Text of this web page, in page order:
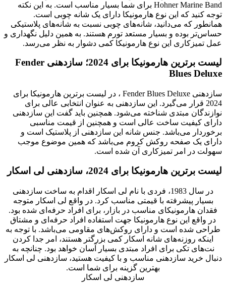
Hohner Marine Band برای شما بسیار مناسب است. به این نکته
توجه کنید که این نوع هارمونیکا دارای یک شانه چوبی است.
همانطور که می‌دانید، شانه‌های چوبی نسبت به شانه‌های پلاستیکی
حساس‌تر بوده و بسیار مستعد تورم هستند. به همین دلیل نگهداری و
عمل تمیزکاری این نوع هارمونیکا کمی دشوار به نظر می‌رسد.
لیست برترین هارمونیکا برای 2024؛ سازدهنی Fender
Blues Deluxe
سازدهنی Fender Blues Deluxe ، در لیست برترین هارمونیکا برای
2024 قرار می‌گیرد. این سازدهنی به عنوان انتخابی عالی برای
نوازندگان مبتدی شناخته می‌شود. همچنین باید گفت این سازدهنی
دارای کیفیت ساخت عالی است و همچنین از قیمت مناسبی
برخوردار می‌باشد. جنس شانه این سازدهنی از پلاستیک است و
دارای یک صفحه روکش کروم می‌باشد که همین موضوع موجب
سهولت در امر تمیزکاری آن شده است.
لیست برترین هارمونیکا برای 2024، سازدهنی لی اسکار
در سال 1983، فردی با نام لی اسکار اقدام به ساخت سازدهنی
بسیار پیشرفته با قیمتی مناسب کرد. در واقع لی اسکار متوجه
فقدان هارمونیکای مناسب در بازار، برای افراد حرفه‌ای شده بود.
در واقع این نوع هارمونیکا جهت استفاده افراد حرفه‌ای و مشتاق
طراحی شده است و دارای روکش‌های مقاومی می‌باشد. با توجه به
اینکه روزنه‌های شانه اسکار کمی بزرگتر هستند، امر جدا کردن
نت‌های تکی برای افراد مبتدی بسیار آسان خواهد بود. چنانچه به
دنبال خرید سازدهنی مناسب و با کیفیت هستید، سازدهنی لی اسکار
بهترین گزینه برای شما است.
سازدهنی لی اسکار